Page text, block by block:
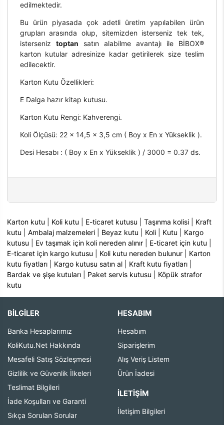
edilmektedir.
Bu ürün piyasada çok adetli üretim yapılabilen ürün
grupları arasında olup, sitemizden isterseniz tek tek,
isterseniz toptan satın alabilme avantajı ile BİBOX®
karton kutular adresinize kadar getirilerek size teslim
edilecektir.
Karton Kutu Özellikleri:
E Dalga hazır kitap kutusu.
Karton Kutu Rengi: Kahverengi.
Koli Ölçüsü: 22 x 14,5 x 3,5 cm ( Boy x En x Yükseklik ).
Desi Hesabı : ( Boy x En x Yükseklik ) / 3000 = 0.37 ds.
Karton kutu Koli kutu E-ticaret kutusu |Taşınma kolisi
Kraft
kutu |Ambalaj malzemeleri Beyaz kutu Koli Kutu
Kargo
kutusu
Ev taşımak için koli nereden alınır E-ticaret için kutu
E-ticaret için kargo kutusu
Koli kutu nereden bulunur
Karton
kutu fiyatları
Kargo kutusu satın al Kraft kutu fiyatları
Bardak ve şişe kutuları
Paket servis kutusu
Köpük strafor
kutu
BİLGİLER
Banka Hesaplarımız
KoliKutu.Net Hakkında
Mesafeli Satış Sözleşmesi
Gizlilik ve Güvenlik İlkeleri
Teslimat Bilgileri
İade Koşulları ve Garanti
Sıkça Sorulan Sorular
HESABIM
Hesabım
Siparişlerim
Alış Veriş Listem
Ürün İadesi
İLETIŞIM
İletişim Bilgileri